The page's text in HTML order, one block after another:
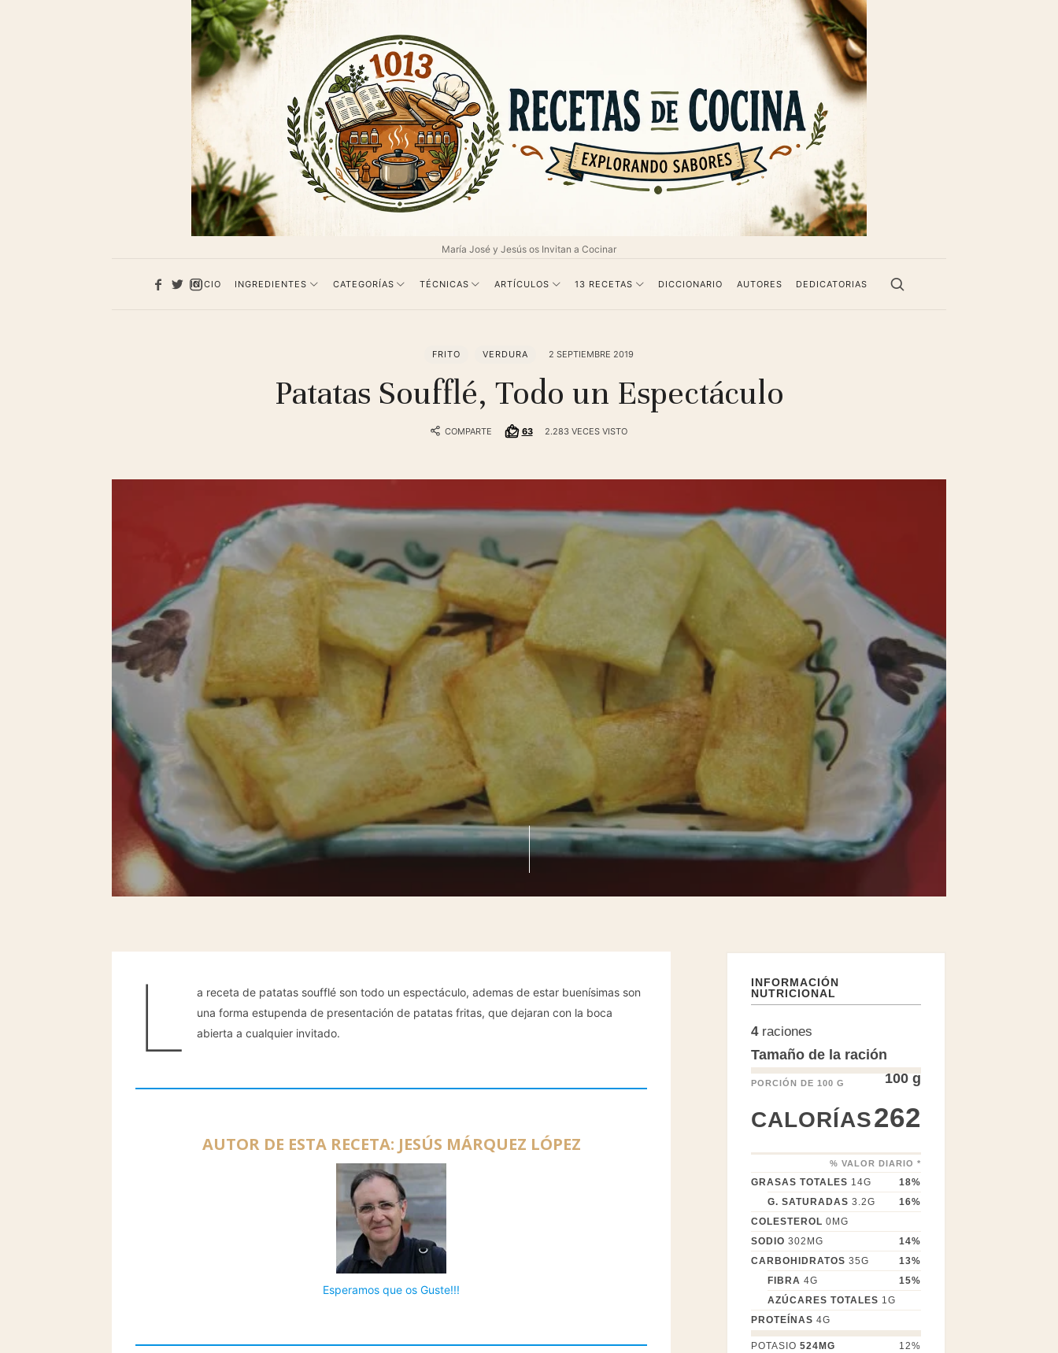
1013
Recetas
de
cocina
María José y Jesús os Invitan a Cocinar
INICIO INGREDIENTES CATEGORÍAS TÉCNICAS ARTÍCULOS 13 RECETAS DICCIONARIO AUTORES DEDICATORIAS
FRITO VERDURA 2 SEPTIEMBRE 2019
Patatas Soufflé, Todo un Espectáculo
COMPARTE 63 2.283 VECES VISTO
L
a receta de patatas soufflé son todo un espectáculo, ademas de estar buenísimas son
una forma estupenda de presentación de patatas fritas, que dejaran con la boca
abierta a cualquier invitado.
AUTOR DE ESTA RECETA: JESÚS MÁRQUEZ LÓPEZ
Esperamos que os Guste!!!
INFORMACIÓN
NUTRICIONAL
4raciones
Tamaño de la ración
100 g
PORCIÓN DE 100 G
CALORÍAS262
% VALOR DIARIO *
GRASAS TOTALES 14G 18%
G. SATURADAS 3.2G 16%
COLESTEROL 0MG
SODIO 302 MG 14%
CARBOHIDRATOS 35G 13%
FIBRA 4G 15%
AZÚCARES TOTALES 1 G
PROTEÍNAS 4G
POTASIO 524 MG 12%